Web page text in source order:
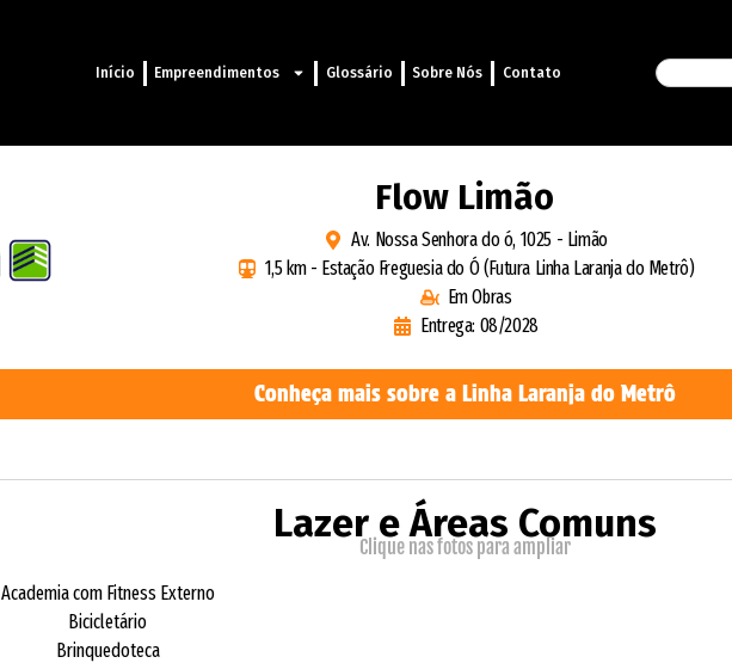
Início Empreendimentos Glossário Sobre Nós Contato
Flow Limão
Av. Nossa Senhora do ó, 1025 - Limão
1,5 km - Estação Freguesia do Ó (Futura Linha Laranja do Metrô)
Em Obras
Entrega: 08/2028
Conheça mais sobre a Linha Laranja do Metrô
Lazer e Áreas Comuns
Clique nas fotos para ampliar
Academia com Fitness Externo
Bicicletário
Brinquedoteca